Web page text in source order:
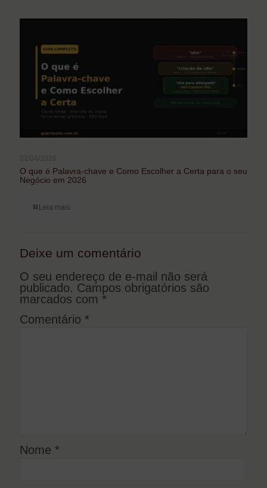
O que é Palavra-chave e Como Escolher a Certa para o seu
Negócio em 2026
Leia mais
Deixe um comentário
O seu endereço de e-mail não será
publicado. Campos obrigatórios são
marcados com *
Comentário *
Nome *